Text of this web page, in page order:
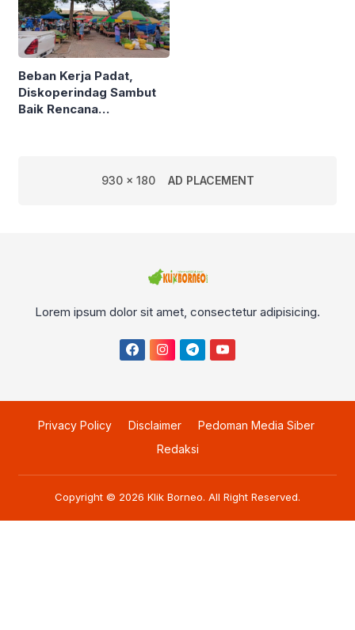
Beban Kerja Padat,
Diskoperindag Sambut
Baik Rencana
930 x 180 AD PLACEMENT
Lorem ipsum dolor sit amet, consectetur adipisicing.
Privacy Policy Disclaimer
Pedoman Media Siber
Redaksi
Copyright © 2026 Klik Borneo. All Right Reserved.